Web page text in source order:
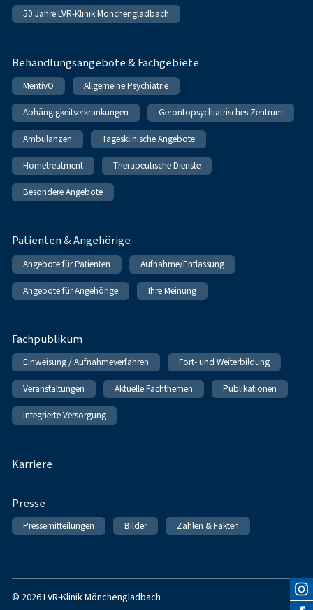
50 Jahre LVR-Klinik Mönchengladbach
Behandlungsangebote & Fachgebiete
MentivO Allgemeine Psychiatrie
Abhängigkeitserkrankungen Gerontopsychiatrisches Zentrum
Ambulanzen Tagesklinische Angebote
Hometreatment Therapeutische Dienste
Besondere Angebote
Patienten & Angehörige
Angebote für Patienten Aufnahme/Entlassung
Angebote für Angehörige Ihre Meinung
Fachpublikum
Einweisung / Aufnahmeverfahren Fort- und Weiterbildung
Veranstaltungen Aktuelle Fachthemen Publikationen
Integrierte Versorgung
Karriere
Presse
Pressemitteilungen Bilder Zahlen & Fakten
© 2026 LVR-Klinik Mönchengladbach